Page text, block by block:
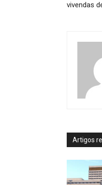
vivendas
Artigos